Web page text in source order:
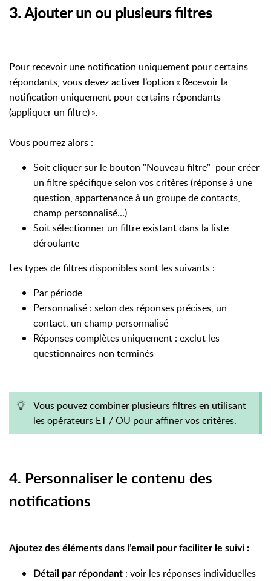
3. Ajouter un ou plusieurs filtres
Pour recevoir une notification uniquement pour certains
répondants, vous devez activer l’option « Recevoir la
notification uniquement pour certains répondants
(appliquer un filtre) ».
Vous pourrez alors :
Soit cliquer sur le bouton "Nouveau filtre" pour créer
un filtre spécifique selon vos critères (réponse à une
question, appartenance à un groupe de contacts,
champ personnalisé…)
Soit sélectionner un filtre existant dans la liste
déroulante
Les types de filtres disponibles sont les suivants :
Par période
Personnalisé : selon des réponses précises, un
contact, un champ personnalisé
Réponses complètes uniquement : exclut les
questionnaires non terminés
Vous pouvez combiner plusieurs filtres en utilisant
les opérateurs ET / OU pour affiner vos critères.
4. Personnaliser le contenu des
notifications
Ajoutez des éléments dans l’email pour faciliter le suivi :
Détail par répondant : voir les réponses individuelles